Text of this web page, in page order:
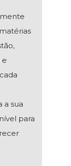
e
a sua
para